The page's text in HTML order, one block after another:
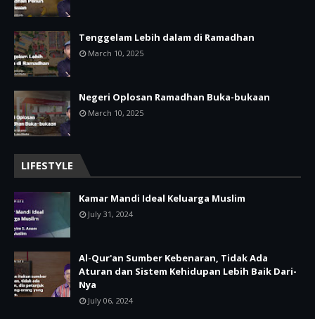
Tenggelam Lebih dalam di Ramadhan
March 10, 2025
Negeri Oplosan Ramadhan Buka-bukaan
March 10, 2025
LIFESTYLE
Kamar Mandi Ideal Keluarga Muslim
July 31, 2024
Al-Qur'an Sumber Kebenaran, Tidak Ada
Aturan dan Sistem Kehidupan Lebih Baik Dari-
Nya
July 06, 2024